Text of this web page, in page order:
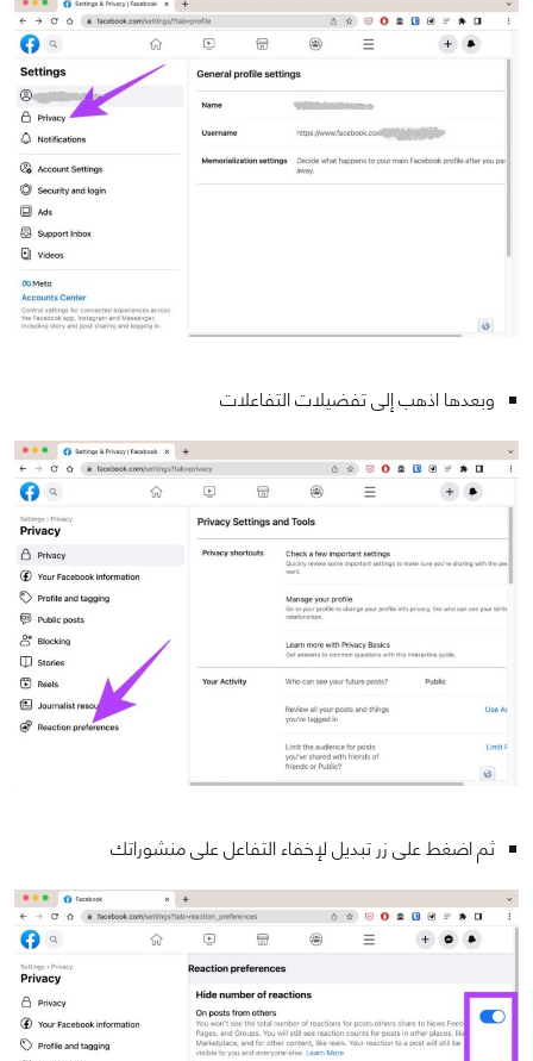
وبعدها اذهب إلى تفضيلات التفاعلات
ثم اضغط على زر تبديل لإخفاء التفاعل على منشوراتك